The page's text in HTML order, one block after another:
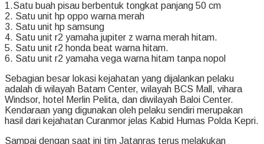
1.Satu buah pisau berbentuk tongkat panjang 50 cm
2. Satu unit hp oppo warna merah
3. Satu unit hp samsung
4. Satu unit r2 yamaha jupiter z warna merah hitam.
5. Satu unit r2 honda beat warna hitam.
6. Satu unit r2 yamaha vega warna hitam tanpa nopol
Sebagian besar lokasi kejahatan yang dijalankan pelaku
adalah di wilayah Batam Center, wilayah BCS Mall, vihara
Windsor, hotel Merlin Pelita, dan diwilayah Baloi Center.
Kendaraan yang digunakan oleh pelaku sendiri merupakan
hasil dari kejahatan Curanmor jelas Kabid Humas Polda Kepri.
Sampai dengan saat ini tim Jatanras terus melakukan